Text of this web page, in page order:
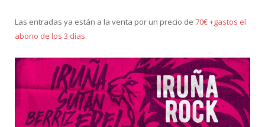
Las entradas ya están a la venta por un precio de 70€ +gastos el
abono de los 3 días.